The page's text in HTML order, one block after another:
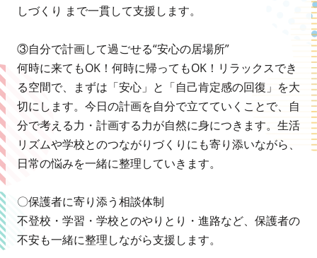
しづくり まで一貫して支援します。
③自分で計画して過ごせる“安心の居場所”
何時に来てもOK！何時に帰ってもOK！リラックスでき
る空間で、まずは「安心」と「自己肯定感の回復」を大
切にします。今日の計画を自分で立てていくことで、自
分で考える力・計画する力が自然に身につきます。生活
リズムや学校とのつながりづくりにも寄り添いながら、
日常の悩みを一緒に整理していきます。
〇保護者に寄り添う相談体制
不登校・学習・学校とのやりとり・進路など、保護者の
不安も一緒に整理しながら支援します。